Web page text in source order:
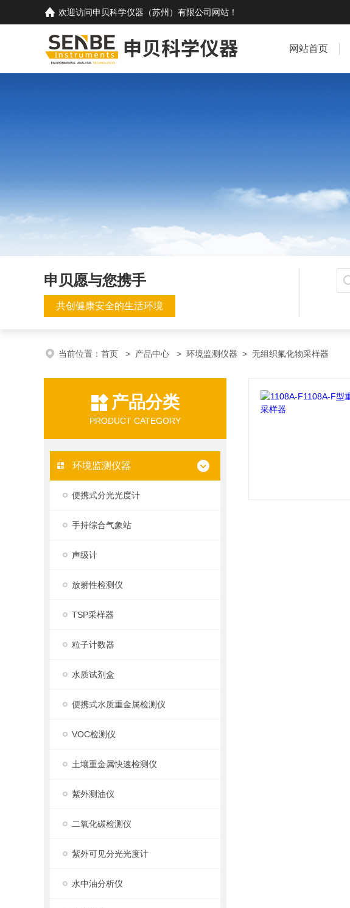
欢迎访问申贝科学仪器（苏州）有限公司 网站！
网站首页
申贝愿与您携手
共创健康安全的生活环境
当前位置： 首页 > 产品中心 > 环境监测仪器 > 无组织氟化物采样器
产品分类
PRODUCT CATEGORY
环境监测仪器
便携式分光光度计
手持综合气象站
声级计
放射性检测仪
TSP采样器
粒子计数器
水质试剂盒
便携式水质重金属检测仪
VOC检测仪
土壤重金属快速检测仪
紫外测油仪
二氧化碳检测仪
紫外可见分光光度计
水中油分析仪